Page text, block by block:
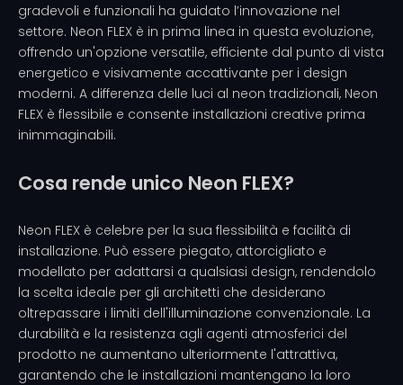
gradevoli e funzionali ha guidato l’innovazione nel
settore. Neon FLEX è in prima linea in questa evoluzione,
offrendo un'opzione versatile, efficiente dal punto di vista
energetico e visivamente accattivante per i design
moderni. A differenza delle luci al neon tradizionali, Neon
FLEX è flessibile e consente installazioni creative prima
inimmaginabili.
Cosa rende unico Neon FLEX?
Neon FLEX è celebre per la sua flessibilità e facilità di
installazione. Può essere piegato, attorcigliato e
modellato per adattarsi a qualsiasi design, rendendolo
la scelta ideale per gli architetti che desiderano
oltrepassare i limiti dell'illuminazione convenzionale. La
durabilità e la resistenza agli agenti atmosferici del
prodotto ne aumentano ulteriormente l'attrattiva,
garantendo che le installazioni mantengano la loro